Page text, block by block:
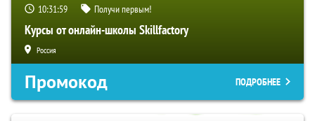
10:31:58 Получи первым!
Курсы от онлайн-школы Skillfactory
Россия
Промокод ПОДРОБНЕЕ